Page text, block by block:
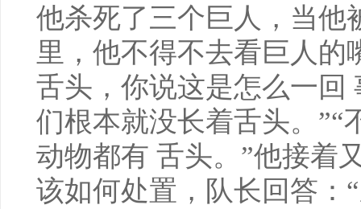
他杀死了三个巨人，当他
里，他不得不去看巨人的
舌头，你说这是怎么一回
们根本就没长着舌头。”“
动物都有 舌头。”他接着
该如何处置，队长回答：